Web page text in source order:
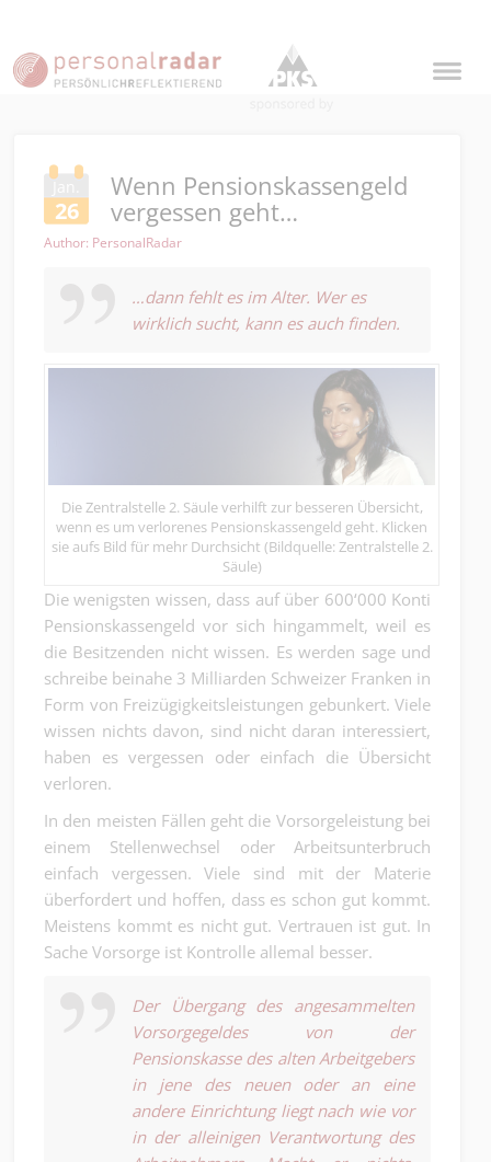
Jan.
26
Wenn Pensionskassengeld
vergessen geht…
Author: PersonalRadar
…dann fehlt es im Alter. Wer es
wirklich sucht, kann es auch finden.
Die Zentralstelle 2. Säule verhilft zur besseren Übersicht,
wenn es um verlorenes Pensionskassengeld geht. Klicken
sie aufs Bild für mehr Durchsicht (Bildquelle: Zentralstelle 2.
Säule)
Die wenigsten wissen, dass auf über 600‘000 Konti
Pensionskassengeld vor sich hingammelt, weil es
die Besitzenden nicht wissen. Es werden sage und
schreibe beinahe 3 Milliarden Schweizer Franken in
Form von Freizügigkeitsleistungen gebunkert. Viele
wissen nichts davon, sind nicht daran interessiert,
haben es vergessen oder einfach die Übersicht
verloren.
In den meisten Fällen geht die Vorsorgeleistung bei
einem Stellenwechsel oder Arbeitsunterbruch
einfach vergessen. Viele sind mit der Materie
überfordert und hoffen, dass es schon gut kommt.
Meistens kommt es nicht gut. Vertrauen ist gut. In
Sache Vorsorge ist Kontrolle allemal besser.
Der Übergang des angesammelten
Vorsorgegeldes von der
Pensionskasse des alten Arbeitgebers
in jene des neuen oder an eine
andere Einrichtung liegt nach wie vor
in der alleinigen Verantwortung des